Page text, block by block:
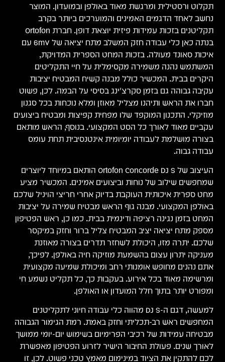
תקלוט ורסטילית ומרגשת מאוד באולפן ובמועדון. המוצר
נחשב לאחד הדגמים האמינים והמוערכים ביותר בקרב
תקליטנים בזכות עמידות פיזית יוצאת דופן. חברת Ortofon
בנתה כאן כלי עבודה חזק המשלב מתח יציאה של 6mV עם
איכות סאונד מעולה. בזכות המחט הספרית המדויקת,
המשתמש נהנה משמירה מקסימלית על חיי התקליטים
היקרים בבית. המכשיר כולל מבנה קשיח המבטיח יציבות
עקיבה גבוהה גם בזמן סקרצ'ינג בסיסי על הבמה. לכן, פשוט
חברו את הראש ותיהנו מצליל מאוזן ומלא נוכחות בכל סגנון
מוזיקלי. התכנון המוקפד שלו מפחית קפיצות ומבטיח ביצועים
עקביים מאוד לאורך כל הסט המקצועי. בנוסף, הראש מותאם
בצורה מושלמת לעבודה יומיומית אינטנסיבית תחת עומס
עבודה גבוה.
העיצוב של Ortofon Concorde DJ S הותאם במיוחד ליוצרים
שמחפשים שילוב של נוחות וביצועים אמינים. המכשיר מציע
מחט ספרית איכותית העוקבת בדיוק אחרי חריצי הויניל שלכם
באולפן המקצועי. מבנה גוף הראש מבטיח שמירה על יציבות
המחט בזמן נגינה רציפה ודינמית בבית. כמו כן, ראש הפטיפון
מספק מתח יציאה יציב המבטיח צליל ברור וחזק במיקסר
שלכם. יתרה מזו, היכולת לשחזר תדרים בצורה מאוזנת
מעניקה יתרון עצום בהשמעת מוזיקה חיה באולפן. לפיכך,
אתם נהנים מחופש אומנותי רחב ומיכולת שמיעה מקצועית
ומרשימה מאוד בכל אירוע. בעקבות כך, כל תקליט נשמע חי
ומפורט יותר בתוך חלל המועדון או האולפן.
למעשה, דגם ה-DJ S מהווה כלי עבודה חיוני לתקליטנים
המחפשים ראש רב-תכליתי וחזק באמת. רמת הגימור הגבוהה
מבטיחה עמידות של רכיבי הפרימיום בשימוש יום-יומי ממושך
לאורך שנים. פעולת החיבור הישיר לזרוע הפטיפון מאפשרת
לכם להתקין את הציוד במינימום מאמץ טכני פשוט. לכן, זו